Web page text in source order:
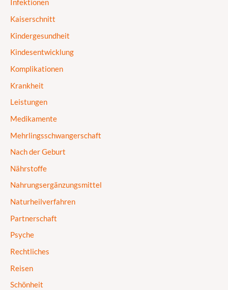
Infektionen
Kaiserschnitt
Kindergesundheit
Kindesentwicklung
Komplikationen
Krankheit
Leistungen
Medikamente
Mehrlingsschwangerschaft
Nach der Geburt
Nährstoffe
Nahrungsergänzungsmittel
Naturheilverfahren
Partnerschaft
Psyche
Rechtliches
Reisen
Schönheit